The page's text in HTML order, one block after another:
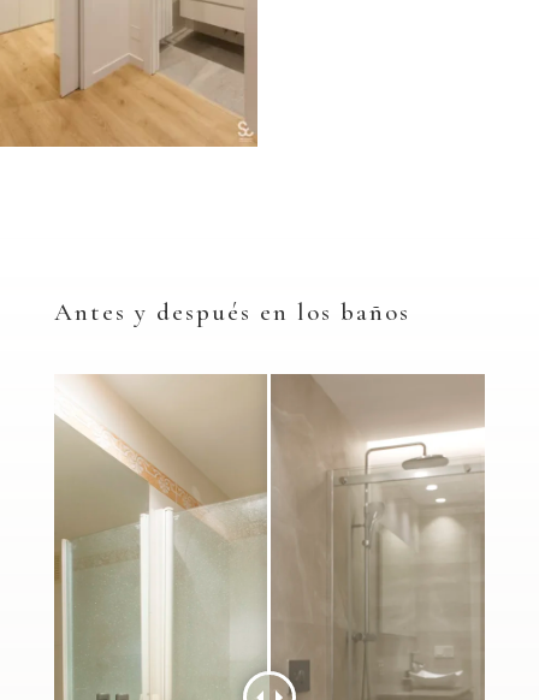
Antes y después en los baños